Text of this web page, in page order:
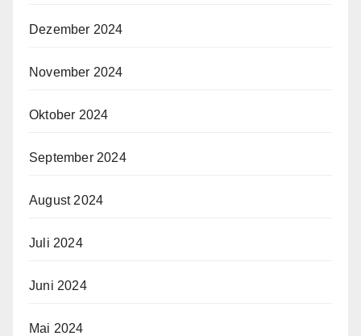
Dezember 2024
November 2024
Oktober 2024
September 2024
August 2024
Juli 2024
Juni 2024
Mai 2024